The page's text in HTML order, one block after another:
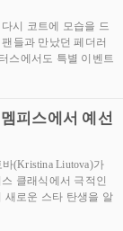
시 코트에 모습을 드
들과 만났던 페더러
스에서도 특별 이벤트
피스에서 예선
(Kristina Liutova)가
클래식에서 극적인
새로운 스타 탄생을 알